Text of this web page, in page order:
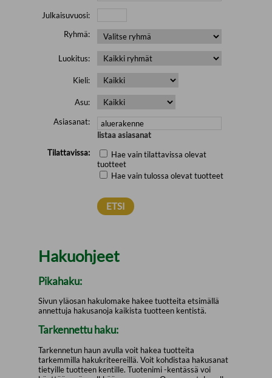
Julkaisuvuosi:
Ryhmä:
Luokitus:
Kieli:
Asu:
Asiasanat:
listaa asiasanat
Tilattavissa:
Hae vain tilattavissa olevat
tuotteet
Hae vain tulossa olevat tuotteet
Hakuohjeet
Pikahaku:
Sivun yläosan hakulomake hakee tuotteita etsimällä
annettuja hakusanoja kaikista tuotteen kentistä.
Tarkennettu haku:
Tarkennetun haun avulla voit hakea tuotteita
tarkemmilla hakukriteereillä. Voit kohdistaa hakusanat
tietyille tuotteen kentille. Tuotenimi -kentässä voi